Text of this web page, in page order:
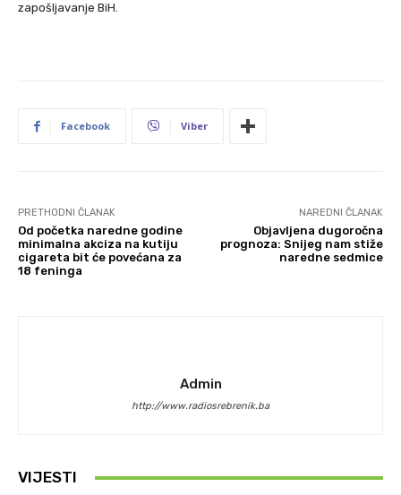
zapošljavanje BiH.
Facebook Viber
PRETHODNI ČLANAK
Od početka naredne godine
minimalna akciza na kutiju
cigareta bit će povećana za
18 feninga
NAREDNI ČLANAK
Objavljena dugoročna
prognoza: Snijeg nam stiže
naredne sedmice
Admin
http://www.radiosrebrenik.ba
VIJESTI